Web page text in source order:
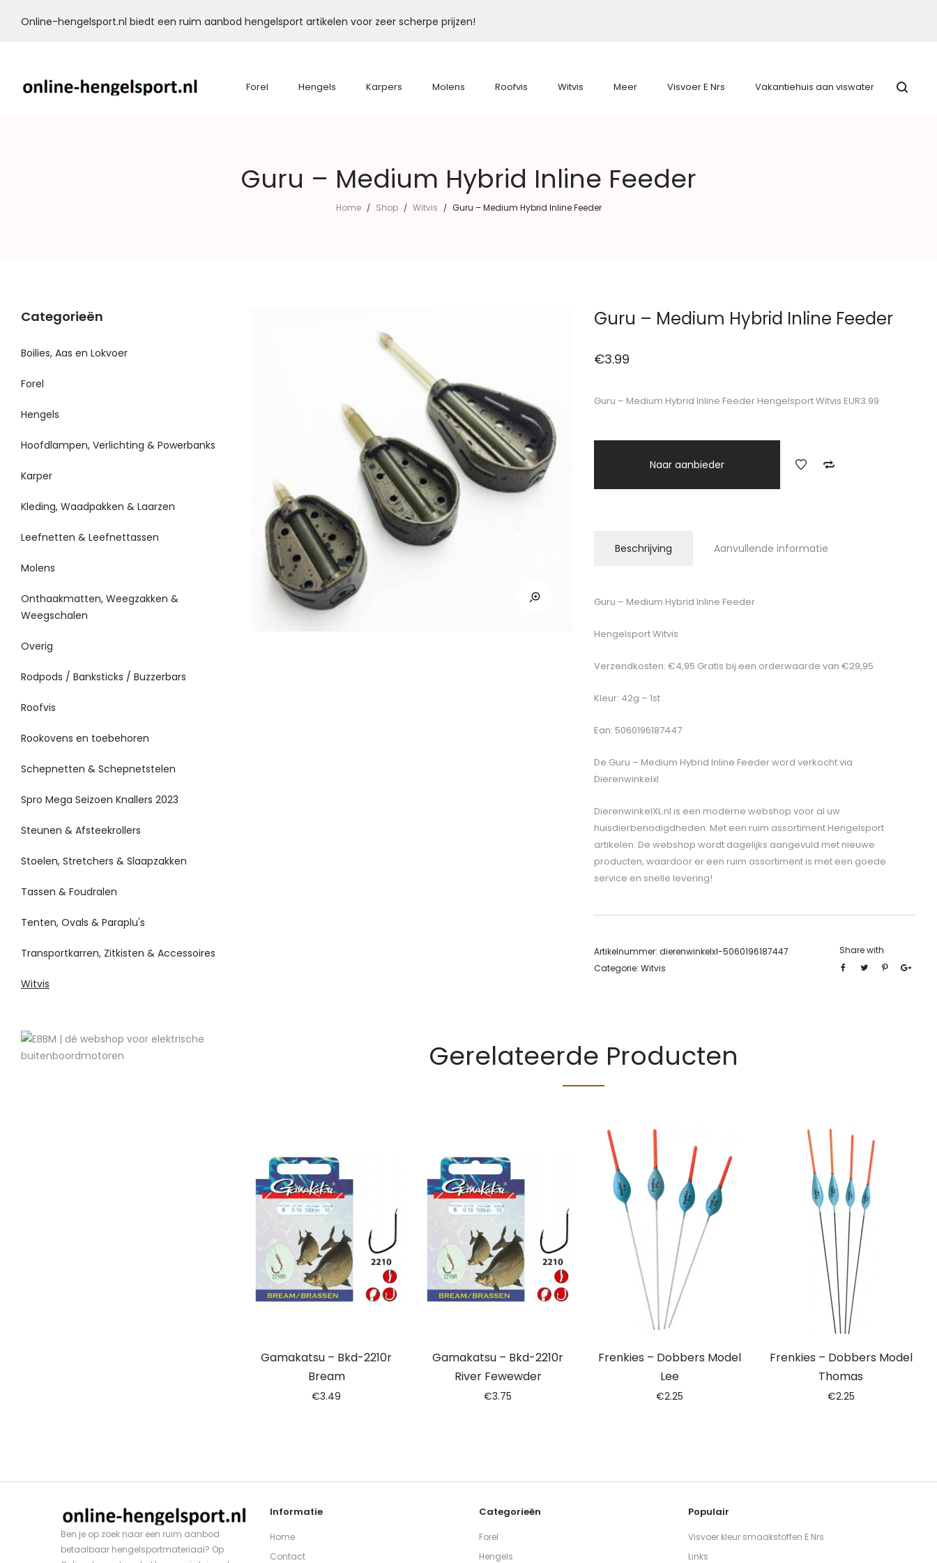
Online-hengelsport.nl biedt een ruim aanbod hengelsport artikelen voor zeer scherpe prijzen!
Forel Hengels Karpers Molens Roofvis Witvis Meer Visvoer E Nrs Vakantiehuis aan viswater
Guru – Medium Hybrid Inline Feeder
Home / Shop / Witvis / Guru – Medium Hybrid Inline Feeder
Guru – Medium Hybrid Inline Feeder
€3.99
Guru – Medium Hybrid Inline Feeder Hengelsport Witvis EUR3.99
Naar aanbieder
Beschrijving Aanvullende informatie
Guru – Medium Hybrid Inline Feeder
Hengelsport Witvis
Verzendkosten: €4,95 Gratis bij een orderwaarde van €29,95
Kleur: 42g – 1st
Ean: 5060196187447
De Guru – Medium Hybrid Inline Feederword verkocht via
Dierenwinkelxl
DierenwinkelXL.nl is een moderne webshop voor al uw
huisdierbenodigdheden. Met een ruim assortiment Hengelsport
artikelen. De webshop wordt dagelijks aangevuld met nieuwe
producten, waardoor er een ruim assortiment is met een goede
service en snelle levering!
Artikelnummer: dierenwinkelxl-5060196187447
Categorie: Witvis
Share with
Gerelateerde Producten
Gamakatsu – Bkd-2210r
Bream
€3.49
Gamakatsu – Bkd-2210r
River Fewewder
€3.75
Frenkies – Dobbers Model
Lee
€2.25
Frenkies – Dobbers Model
Thomas
€2.25
Categorieën
Boilies, Aas en Lokvoer
Forel
Hengels
Hoofdlampen, Verlichting & Powerbanks
Karper
Kleding, Waadpakken & Laarzen
Leefnetten & Leefnettassen
Molens
Onthaakmatten, Weegzakken &
Weegschalen
Overig
Rodpods / Banksticks / Buzzerbars
Roofvis
Rookovens en toebehoren
Schepnetten & Schepnetstelen
Spro Mega Seizoen Knallers 2023
Steunen & Afsteekrollers
Stoelen, Stretchers & Slaapzakken
Tassen & Foudralen
Tenten, Ovals & Paraplu's
Transportkarren, Zitkisten & Accessoires
Witvis
Ben je op zoek naar een ruim aanbod
betaalbaar hengelsportmateriaal? Op
Informatie
Home
Contact
Categorieën
Forel
Hengels
Populair
Visvoer kleur smaakstoffen E Nrs
Links